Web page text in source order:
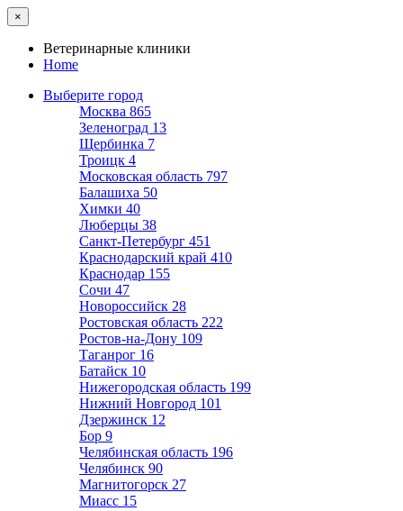
×
Ветеринарные клиники
Home
Выберите город
Москва 865
Зеленоград 13
Щербинка 7
Троицк 4
Московская область 797
Балашиха 50
Химки 40
Люберцы 38
Санкт-Петербург 451
Краснодарский край 410
Краснодар 155
Сочи 47
Новороссийск 28
Ростовская область 222
Ростов-на-Дону 109
Таганрог 16
Батайск 10
Нижегородская область 199
Нижний Новгород 101
Дзержинск 12
Бор 9
Челябинская область 196
Челябинск 90
Магнитогорск 27
Миасс 15